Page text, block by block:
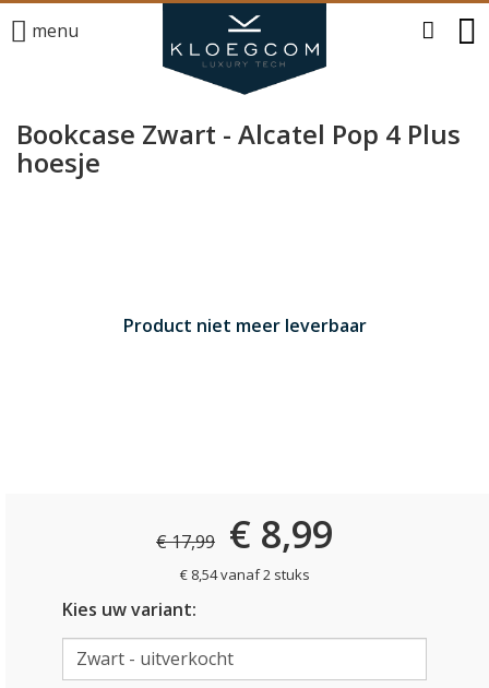
menu
Bookcase Zwart - Alcatel Pop 4 Plus
hoesje
Product niet meer leverbaar
€ 17,99 € 8,99
€ 8,54 vanaf 2 stuks
Kies uw variant: